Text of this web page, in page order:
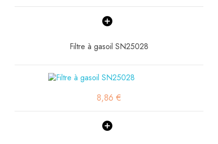
Filtre à gasoil SN25028
8,86 €